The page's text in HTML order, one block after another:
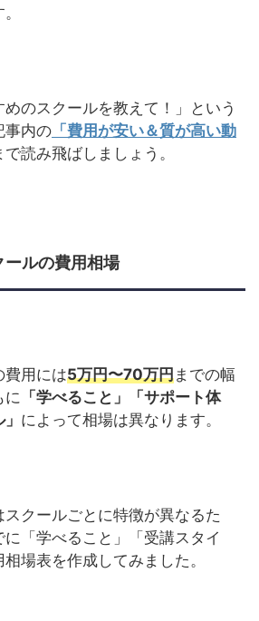
めのスクールを教えて！」という
事内の 「費用が安い＆質が高い動
で読み飛ばしましょう。
ルの費用相場
費用には5万円〜70万円までの幅
に 「学べること」「サポート体
によって相場は異なります。
スクールごとに特徴が異なるた
「学べること」「受講スタイ
場表を作成してみました。